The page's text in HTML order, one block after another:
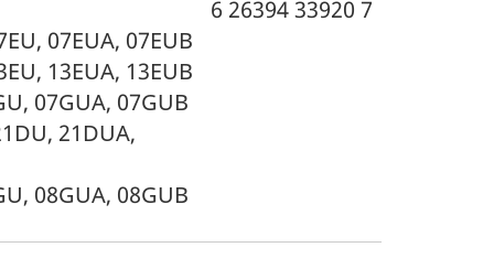
07EUA, 07EUB
13EUA, 13EUB
07GUA, 07GUB
21DUA,
08GUA, 08GUB
6 26394 33920 7